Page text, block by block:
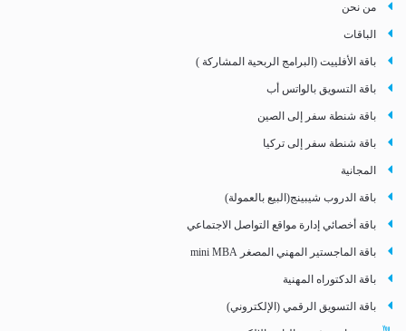
من نحن
الباقات
باقة الأفلييت (البرامج الربحية المشاركة )
باقة التسويق بالواتس أب
باقة شنطة سفر إلى الصين
باقة شنطة سفر إلى تركيا
المجانية
باقة الدروب شيبينج(البيع بالعمولة)
باقة أخصائي إدارة مواقع التواصل الاجتماعي
باقة الماجستير المهني المصغر mini MBA
باقة الدكتوراه المهنية
باقة التسويق الرقمي (الإلكتروني)